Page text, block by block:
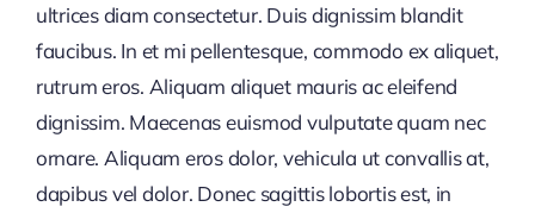
ultrices diam consectetur. Duis dignissim blandit
faucibus. In et mi pellentesque, commodo ex aliquet,
rutrum eros. Aliquam aliquet mauris ac eleifend
dignissim. Maecenas euismod vulputate quam nec
ornare. Aliquam eros dolor, vehicula ut convallis at,
dapibus vel dolor. Donec sagittis lobortis est, in